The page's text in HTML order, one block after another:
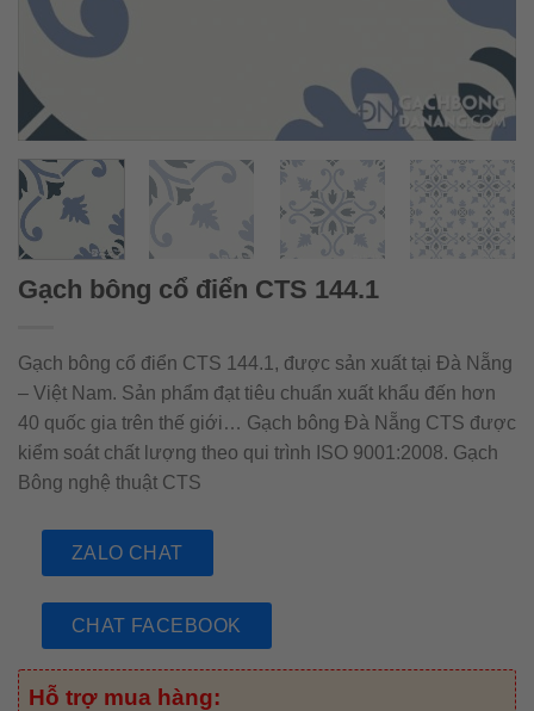
Gạch bông cổ điển CTS 144.1
Gạch bông cổ điển CTS 144.1, được sản xuất tại Đà Nẵng
– Việt Nam. Sản phẩm đạt tiêu chuẩn xuất khẩu đến hơn
40 quốc gia trên thế giới… Gạch bông Đà Nẵng CTS được
kiểm soát chất lượng theo qui trình ISO 9001:2008. Gạch
Bông nghệ thuật CTS
ZALO CHAT
CHAT FACEBOOK
Hỗ trợ mua hàng: